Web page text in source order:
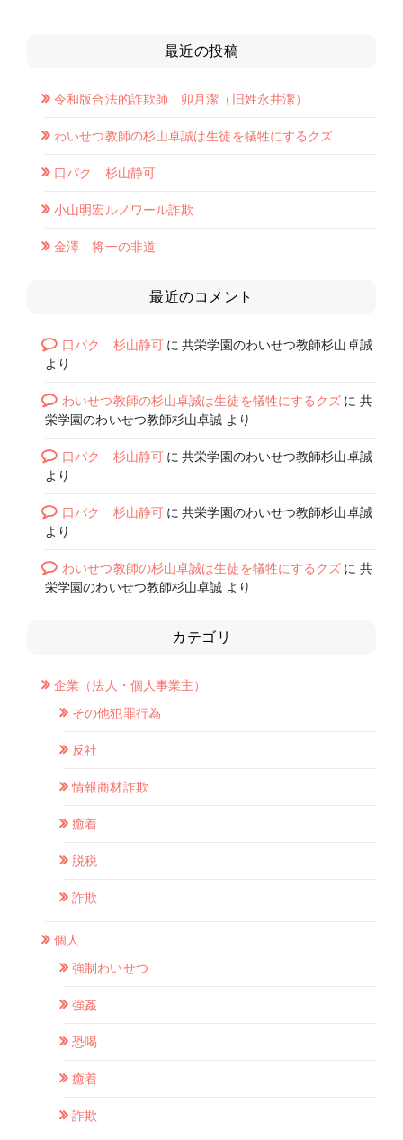
最近の投稿
令和版合法的詐欺師 卯月潔（旧姓永井潔）
わいせつ教師の杉山卓誠は生徒を犠牲にするクズ
口パク 杉山静可
小山明宏ルノワール詐欺
金澤 将一の非道
最近のコメント
口パク 杉山静可に共栄学園のわいせつ教師杉山卓誠
より
わいせつ教師の杉山卓誠は生徒を犠牲にするクズ に 共
栄学園のわいせつ教師杉山卓誠 より
口パク 杉山静可に共栄学園のわいせつ教師杉山卓誠
より
口パク 杉山静可に共栄学園のわいせつ教師杉山卓誠
より
わいせつ教師の杉山卓誠は生徒を犠牲にするクズ に 共
栄学園のわいせつ教師杉山卓誠 より
カテゴリ
企業（法人・個人事業主）
その他犯罪行為
反社
情報商材詐欺
癒着
脱税
詐欺
個人
強制わいせつ
強姦
恐喝
癒着
詐欺